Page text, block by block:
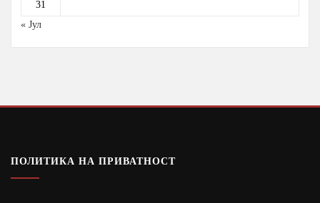
31
« Јул
ПОЛИТИКА НА ПРИВАТНОСТ